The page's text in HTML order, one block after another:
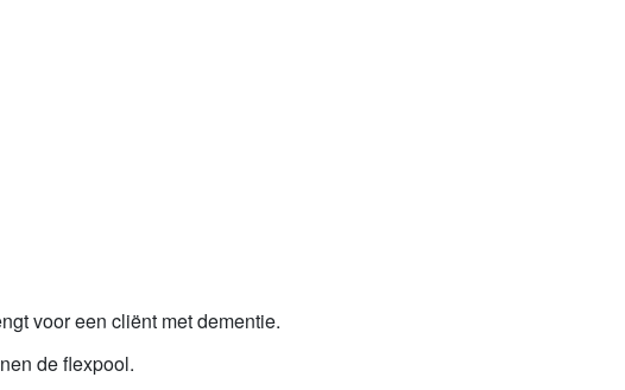
voor een cliënt met dementie.
de flexpool.